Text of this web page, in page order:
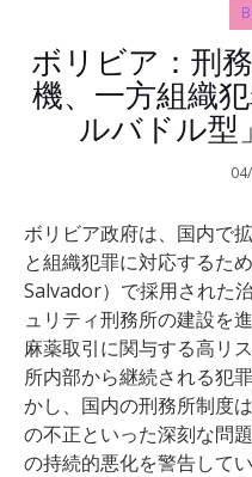
ボリビア：刑
機、一方組織
ルバドル型
ボリビア政府は、国内で
と組織犯罪に対応するた
Salvador）で採用された
ュリティ刑務所の建設を
麻薬取引に関与する高リ
所内部から継続される犯
かし、国内の刑務所制度
の不正といった深刻な問
の持続的悪化を警告してい